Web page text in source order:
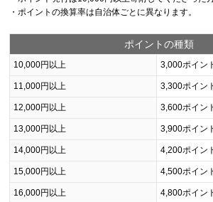
・ポイントの換算率は自治体ごとに異なります。
ポイントの種類
10,000円以上 3,000ポイン
11,000円以上 3,300ポイン
12,000円以上 3,600ポイン
13,000円以上 3,900ポイン
14,000円以上 4,200ポイン
15,000円以上 4,500ポイン
16,000円以上 4,800ポイン